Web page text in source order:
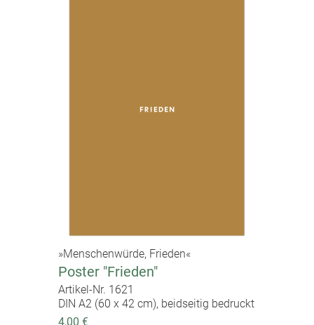
»Menschenwürde, Frieden«
Poster "Frieden"
Artikel-Nr. 1621
DIN A2 (60 x 42 cm), beidseitig bedruckt
4,00 €